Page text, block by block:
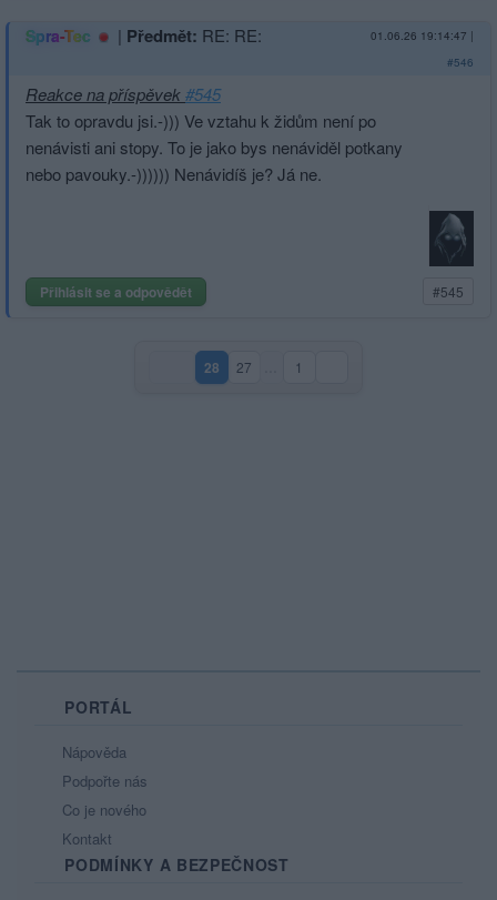
Spra-Tec | Předmět: RE: RE: 01.06.26 19:14:47 |
#546
Reakce na příspěvek#545
Tak to opravdu jsi.-))) Ve vztahu k židům není po
nenávisti ani stopy. To je jako bys nenáviděl potkany
nebo pavouky.-)))))) Nenávidíš je? Já ne.
Přihlásit se a odpovědět #545
28(aktuální strana)
27 1
PORTÁL
Nápověda
Podpořte nás
Co je nového
Kontakt
PODMÍNKY A BEZPEČNOST